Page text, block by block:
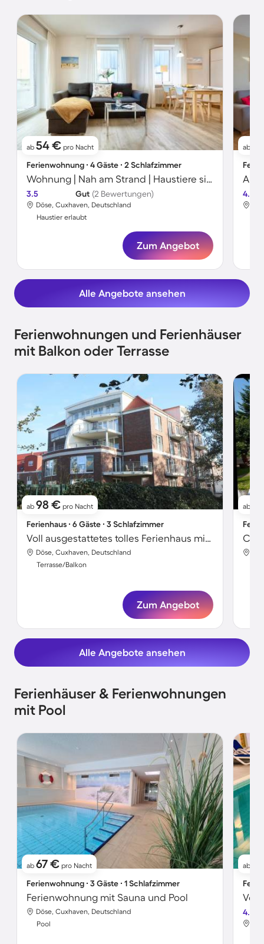
ab 54 € pro Nacht
Ferienwohnung ∙ 4 Gäste ∙ 2 Schlafzimmer
Wohnung | Nah am Strand | Haustiere sind willkommen
3.5 Gut (2 Bewertungen)
Döse, Cuxhaven, Deutschland
Haustier erlaubt
Zum Angebot
ab
4.0
Alle Angebote ansehen
Ferienwohnungen und Ferienhäuser
mit Balkon oder Terrasse
ab 98 € pro Nacht
Ferienhaus ∙ 6 Gäste ∙ 3 Schlafzimmer
Voll ausgestattetes tolles Ferienhaus mit Sauna und Grill | Nah am Strand
Döse, Cuxhaven, Deutschland
Terrasse/Balkon
Zum Angebot
ab
Alle Angebote ansehen
Ferienhäuser & Ferienwohnungen
mit Pool
ab 67 € pro Nacht
Ferienwohnung ∙ 3 Gäste ∙ 1 Schlafzimmer
Ferienwohnung mit Sauna und Pool
Döse, Cuxhaven, Deutschland
Pool
ab
4.5